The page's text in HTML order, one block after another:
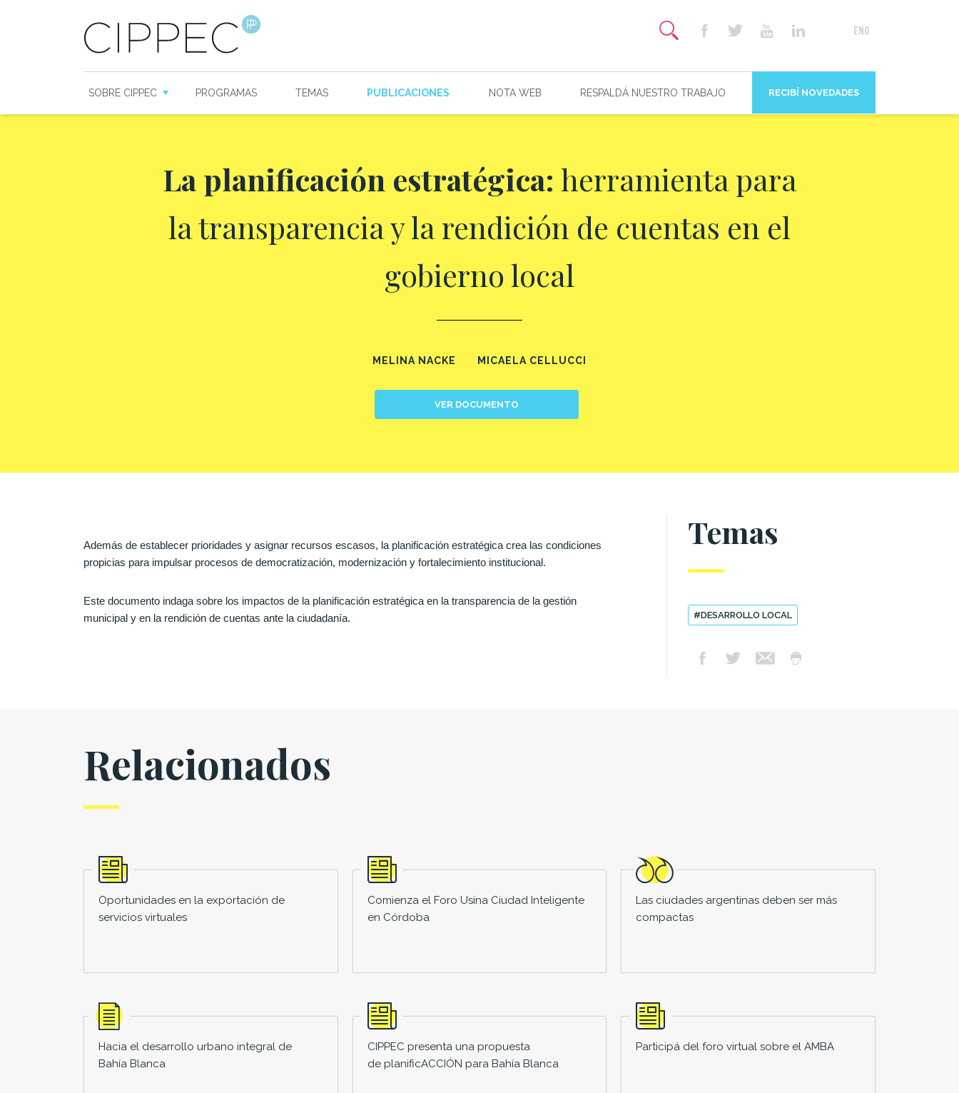
SOBRE CIPPEC PROGRAMAS TEMAS PUBLICACIONES NOTA WEB RESPALDÁ NUESTRO TRABAJO RECIBÍ NOVEDADES
La planificación estratégica: herramienta para
la transparencia y la rendición de cuentas en el
gobierno local
MELINA NACKE MICAELA CELLUCCI
VER DOCUMENTO
Además de establecer prioridades y asignar recursos escasos, la planificación estratégica crea las condiciones
propicias para impulsar procesos de democratización, modernización y fortalecimiento institucional.
Este documento indaga sobre los impactos de la planificación estratégica en la transparencia de la gestión
municipal y en la rendición de cuentas ante la ciudadanía.
Temas
#DESARROLLO LOCAL
Relacionados
Oportunidades en la exportación de
servicios virtuales
Comienza el Foro Usina Ciudad Inteligente
en Córdoba
Las ciudades argentinas deben ser más
compactas
Hacia el desarrollo urbano integral de
Bahía Blanca
CIPPEC presenta una propuesta
de planificACCIÓN para Bahía Blanca
Participá del foro virtual sobre el AMBA